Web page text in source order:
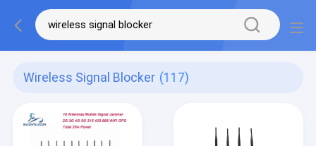
Wireless Signal Blocker (117)